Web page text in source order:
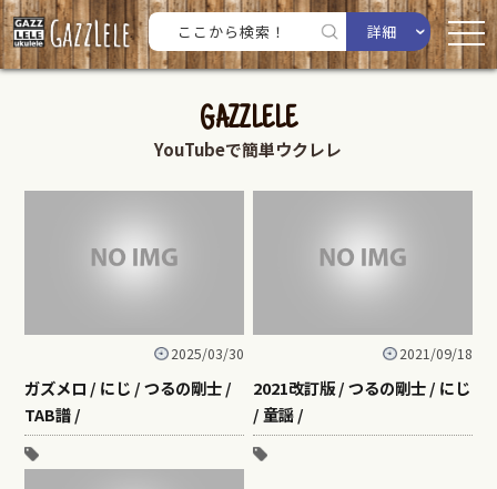
詳細
GAZZLELE
YouTubeで簡単ウクレレ
2025/03/30
ガズメロ / にじ / つるの剛士 /
TAB譜 /
2021/09/18
2021改訂版 / つるの剛士 / にじ
/ 童謡 /